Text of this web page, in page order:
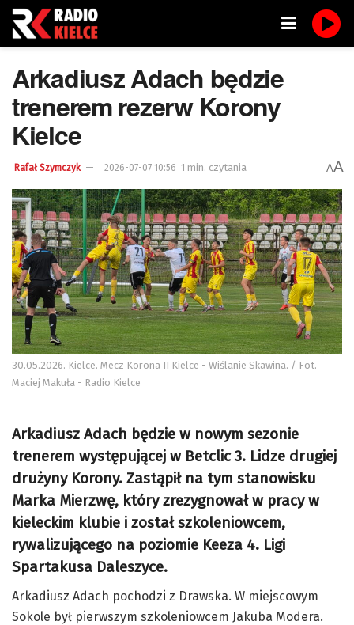
Arkadiusz Adach będzie
trenerem rezerw Korony
Kielce
Rafał Szymczyk 2026-07-07 10:56 1 min. czytania AA
30.05.2026. Kielce. Mecz Korona II Kielce - Wiślanie Skawina. / Fot.
Maciej Makuła - Radio Kielce
Arkadiusz Adach będzie w nowym sezonie
trenerem występującej w Betclic 3. Lidze drugiej
drużyny Korony. Zastąpił na tym stanowisku
Marka Mierzwę, który zrezygnował w pracy w
kieleckim klubie i został szkoleniowcem,
rywalizującego na poziomie Keeza 4. Ligi
Spartakusa Daleszyce.
Arkadiusz Adach pochodzi z Drawska. W miejscowym
Sokole był pierwszym szkoleniowcem Jakuba Modera.